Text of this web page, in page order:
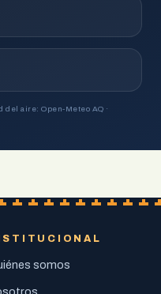
del aire: Open-Meteo AQ ·
somos